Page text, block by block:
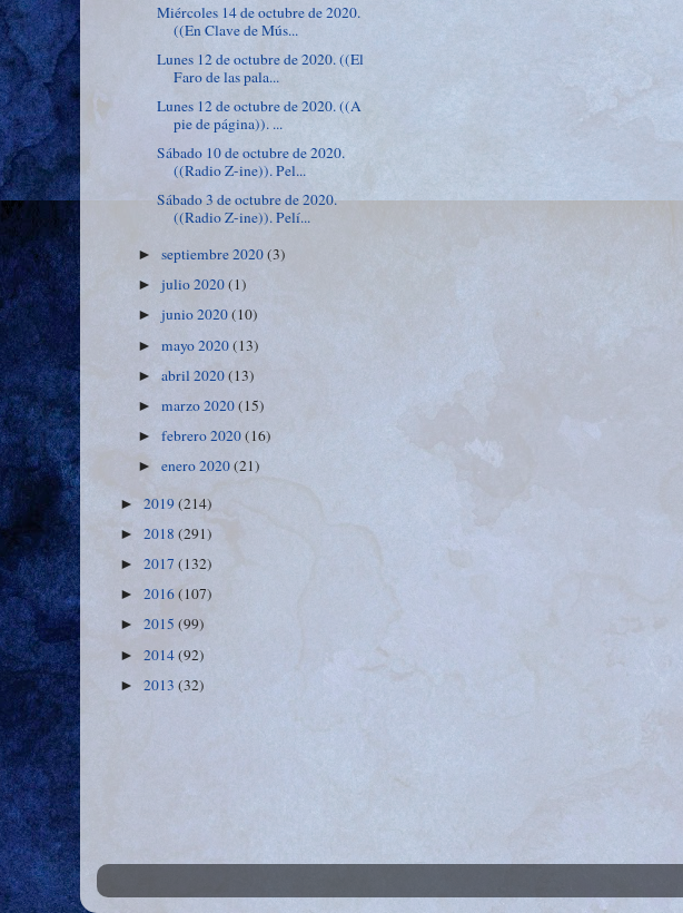
Miércoles 14 de octubre de 2020.
((En Clave de Mús...
Lunes 12 de octubre de 2020. ((El
Faro de las pala...
Lunes 12 de octubre de 2020. ((A
pie de página)). ...
Sábado 10 de octubre de 2020.
((Radio Z-ine)). Pel...
Sábado 3 de octubre de 2020.
((Radio Z-ine)). Pelí...
►septiembre 2020(3)
►julio 2020(1)
►junio 2020(10)
►mayo 2020(13)
►abril 2020(13)
►marzo 2020(15)
►febrero 2020(16)
►enero 2020(21)
► 2019 (214)
► 2018 (291)
► 2017 (132)
► 2016(107)
► 2015 (99)
► 2014(92)
► 2013 (32)